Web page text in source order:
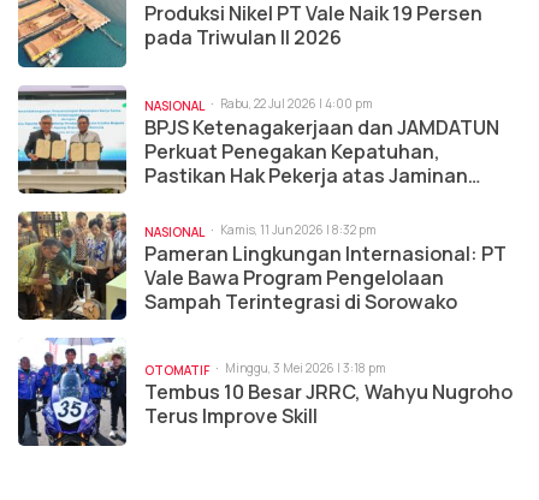
Produksi Nikel PT Vale Naik 19 Persen
pada Triwulan II 2026
NASIONAL Rabu, 22 Jul 2026 | 4:00 pm
BPJS Ketenagakerjaan dan JAMDATUN
Perkuat Penegakan Kepatuhan,
Pastikan Hak Pekerja atas Jaminan
NASIONAL Kamis, 11 Jun 2026 | 8:32 pm
Pameran Lingkungan Internasional: PT
Vale Bawa Program Pengelolaan
Sampah Terintegrasi di Sorowako
OTOMATIF Minggu, 3 Mei 2026 | 3:18 pm
Tembus 10 Besar JRRC, Wahyu Nugroho
Terus Improve Skill